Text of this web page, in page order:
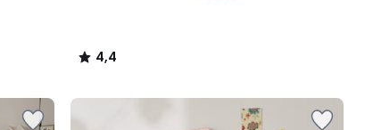
4,4
/